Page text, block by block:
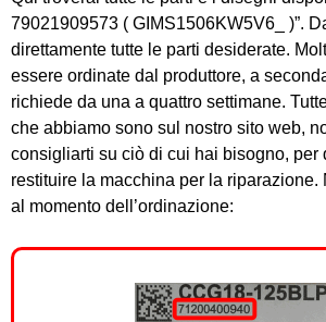
79021909573 ( GIMS1506KW5V6_ )”.
direttamente tutte le parti desiderate.
essere ordinate dal produttore, a
richiede da una a quattro settimane.
che abbiamo sono sul nostro sito web,
consigliarti su ciò di cui hai bisogno, per
restituire la macchina per la riparazione.
al momento dell’ordinazione: